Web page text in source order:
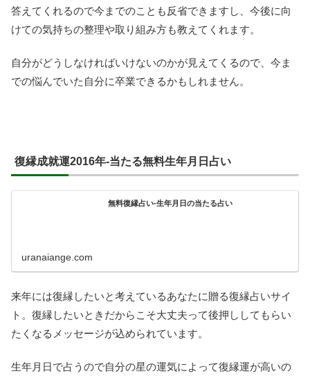
答えてくれるので今までのことも反省できますし、今後に向
けての気持ちの整理や取り組み方も教えてくれます。
自分がどうしなければいけないのかが見えてくるので、今ま
での悩んでいた自分に卒業できるかもしれません。
復縁成就運2016年-当たる無料生年月日占い
無料復縁占い-生年月日の当たる占い
uranaiange.com
来年には復縁したいと考えているあなたに贈る復縁占いサイ
ト。復縁したいときだからこそ大丈夫って後押ししてもらい
たくなるメッセージが込められています。
生年月日で占うので自分の星の運気によって復縁運が高いの